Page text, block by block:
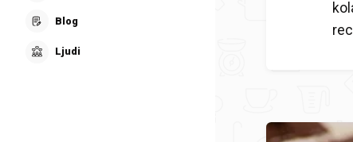
Blog
Ljudi